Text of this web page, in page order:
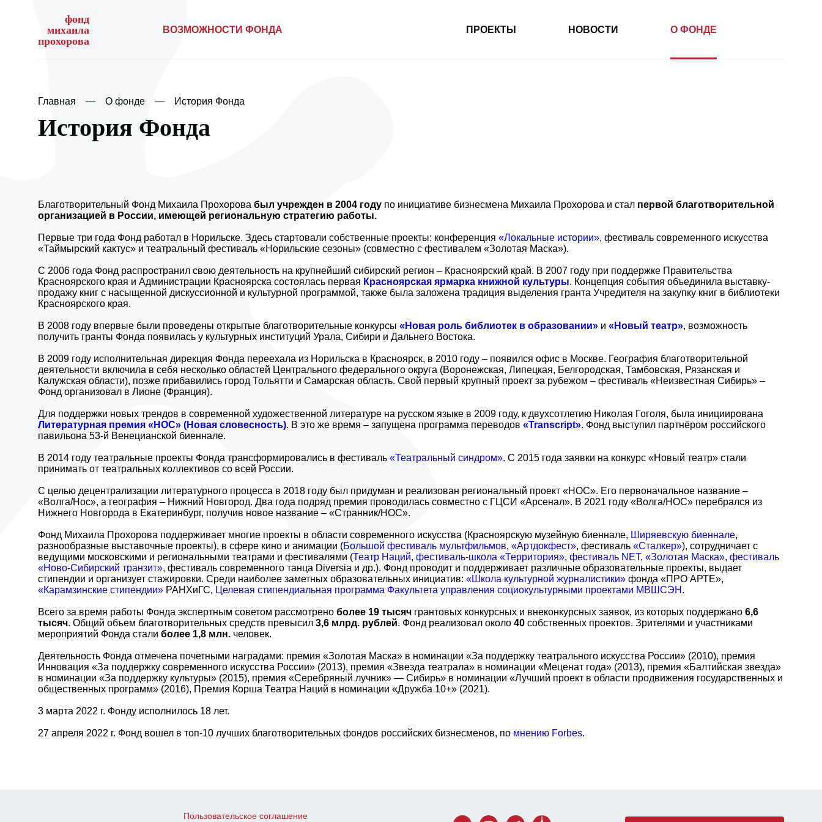
фонд
михаила
прохорова
ВОЗМОЖНОСТИ ФОНДА ПРОЕКТЫ НОВОСТИ О ФОНДЕ
Главная О фонде История Фонда
История Фонда
Благотворительный Фонд Михаила Прохорова был учрежден в 2004 году по инициативе бизнесмена Михаила Прохорова и стал первой благотворительной
организацией в России, имеющей региональную стратегию работы.
Первые три года Фонд работал в Норильске. Здесь стартовали собственные проекты: конференция «Локальные истории», фестиваль современного искусства
«Таймырский кактус» и театральный фестиваль «Норильские сезоны» (совместно с фестивалем «Золотая Маска»).
С 2006 года Фонд распространил свою деятельность на крупнейший сибирский регион – Красноярский край. В 2007 году при поддержке Правительства
Красноярского края и Администрации Красноярска состоялась первая Красноярская ярмарка книжной культуры. Концепция события объединила выставку-
продажу книг с насыщенной дискуссионной и культурной программой, также была заложена традиция выделения гранта Учредителя на закупку книг в библиотеки
Красноярского края.
В 2008 году впервые были проведены открытые благотворительные конкурсы «Новая роль библиотек в образовании» и «Новый театр», возможность
получить гранты Фонда появилась у культурных институций Урала, Сибири и Дальнего Востока.
В 2009 году исполнительная дирекция Фонда переехала из Норильска в Красноярск, в 2010 году – появился офис в Москве. География благотворительной
деятельности включила в себя несколько областей Центрального федерального округа (Воронежская, Липецкая, Белгородская, Тамбовская, Рязанская и
Калужская области), позже прибавились город Тольятти и Самарская область. Свой первый крупный проект за рубежом – фестиваль «Неизвестная Сибирь» –
Фонд организовал в Лионе (Франция).
Для поддержки новых трендов в современной художественной литературе на русском языке в 2009 году, к двухсотлетию Николая Гоголя, была инициирована
Литературная премия «НОС» (Новая словесность). В это же время – запущена программа переводов «Transcript». Фонд выступил партнёром российского
павильона 53-й Венецианской биеннале.
В 2014 году театральные проекты Фонда трансформировались в фестиваль «Театральный синдром». С 2015 года заявки на конкурс «Новый театр» стали
принимать от театральных коллективов со всей России.
С целью децентрализации литературного процесса в 2018 году был придуман и реализован региональный проект «НОС». Его первоначальное название –
«Волга/Нос», а география – Нижний Новгород. Два года подряд премия проводилась совместно с ГЦСИ «Арсенал». В 2021 году «Волга/НОС» перебрался из
Нижнего Новгорода в Екатеринбург, получив новое название – «Странник/НОС».
Фонд Михаила Прохорова поддерживает многие проекты в области современного искусства (Красноярскую музейную биеннале, Ширяевскую биеннале,
разнообразные выставочные проекты), в сфере кино и анимации (Большой фестиваль мультфильмов, «Артдокфест», фестиваль «Сталкер»), сотрудничает с
ведущими московскими и региональными театрами и фестивалями (Театр Наций, фестиваль-школа «Территория», фестиваль NET, «Золотая Маска», фестиваль
«Ново-Сибирский транзит», фестиваль современного танца Diversia и др.). Фонд проводит и поддерживает различные образовательные проекты, выдает
стипендии и организует стажировки. Среди наиболее заметных образовательных инициатив: «Школа культурной журналистики» фонда «ПРО АРТЕ»,
«Карамзинские стипендии» РАНХиГС, Целевая стипендиальная программа Факультета управления социокультурными проектами МВШСЭН .
Всего за время работы Фонда экспертным советом рассмотрено более 19 тысяч грантовых конкурсных и внеконкурсных заявок, из которых поддержано 6,6
тысяч. Общий объем благотворительных средств превысил 3,6 млрд. рублей. Фонд реализовал около 40 собственных проектов. Зрителями и участниками
мероприятий Фонда стали более 1,8 млн. человек.
Деятельность Фонда отмечена почетными наградами: премия «Золотая Маска» в номинации «За поддержку театрального искусства России» (2010), премия
Инновация «За поддержку современного искусства России» (2013), премия «Звезда театрала» в номинации «Меценат года» (2013), премия «Балтийская звезда»
в номинации «За поддержку культуры» (2015), премия «Серебряный лучник» — Сибирь» в номинации «Лучший проект в области продвижения государственных и
общественных программ» (2016), Премия Корша Театра Наций в номинации «Дружба 10+» (2021).
3 марта 2022 г. Фонду исполнилось 18 лет.
27 апреля 2022 г. Фонд вошел в топ-10 лучших благотворительных фондов российских бизнесменов, по мнению Forbes.
Пользовательское соглашение